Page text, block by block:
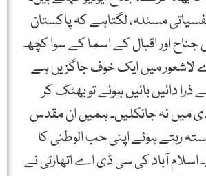
مسئلہ، لگتاہے کہ پاکستان
اور اقبال کے اسما کے سوا کچھ
لاشعور میں ایک خوف جاگزیں ہے
ذرا دائیں بائیں ہوئے تو بھٹک کر
میں نہ جانکلیں۔ ہمیں ان مقدس
رہتے ہوئے اپنی حب الوطنی کا
اسلام آباد کی سی ڈی اے اتھارٹی نے